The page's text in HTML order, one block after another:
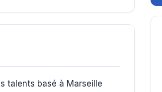
talents basé à Marseille